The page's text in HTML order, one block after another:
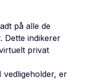
på alle de
Dette indikerer
privat
er